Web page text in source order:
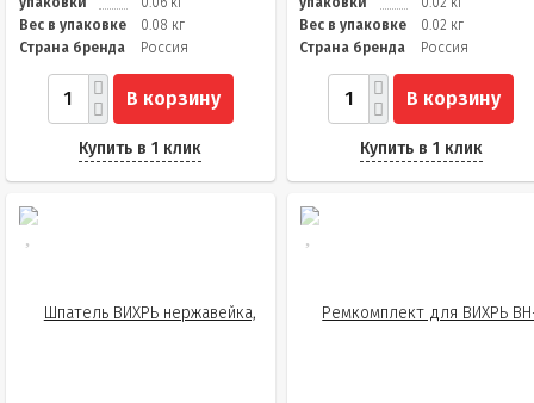
Вес в упаковке
0.08 кг
Страна бренда
Россия
В корзину
Купить в 1 клик
Вес в упаковке
0.02 кг
Страна бренда
Россия
В корзину
Купить в 1 клик